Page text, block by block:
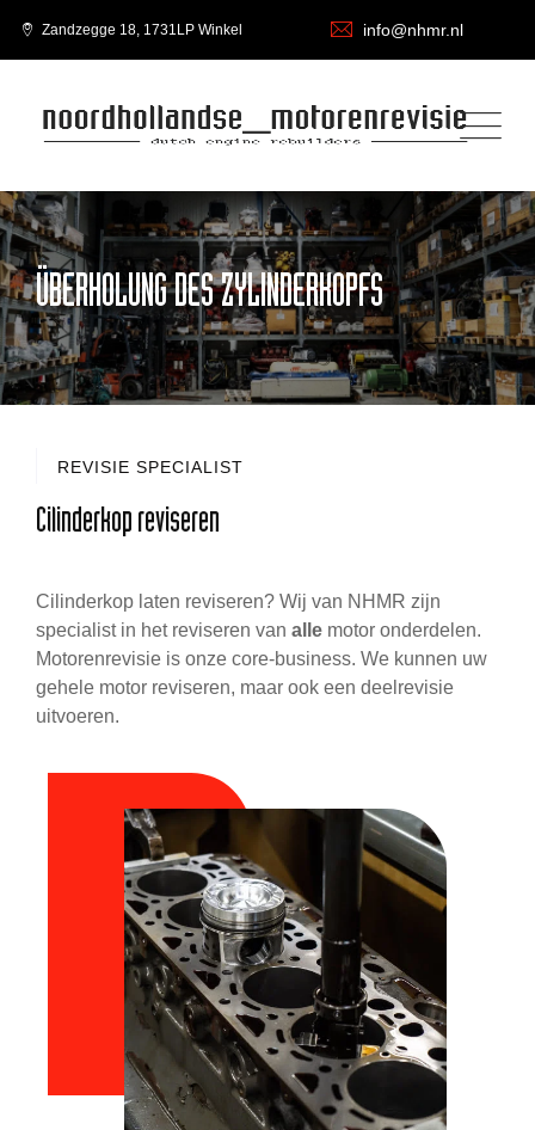
Zandzegge 18, 1731LP Winkel info@nhmr.nl
ÜBERHOLUNG DES ZYLINDERKOPFS
REVISIE SPECIALIST
Cilinderkop reviseren
Cilinderkop laten reviseren? Wij van NHMR zijn
specialist in het reviseren van alle motor onderdelen.
Motorenrevisie is onze core-business. We kunnen uw
gehele motor reviseren, maar ook een deelrevisie
uitvoeren.